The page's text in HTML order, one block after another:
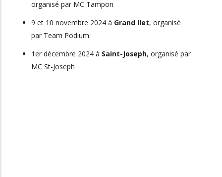
organisé par MC Tampon
9 et 10 novembre 2024 à Grand Ilet, organisé
par Team Podium
1er décembre 2024 à Saint-Joseph, organisé par
MC St-Joseph